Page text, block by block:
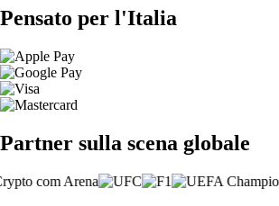
Pensato per l'Italia
Partner sulla scena globale